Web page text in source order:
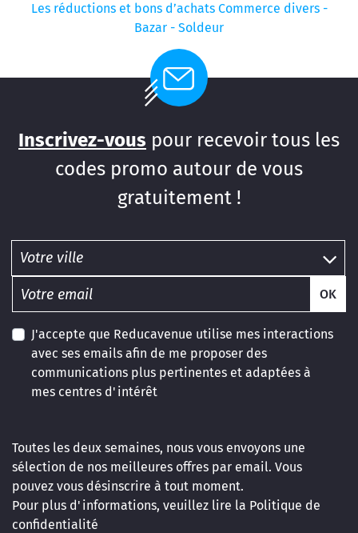
Les réductions et bons d’achats Commerce divers -
Bazar - Soldeur
Inscrivez-vous pour recevoir tous les
codes promo autour de vous
gratuitement !
OK
J'accepte que Reducavenue utilise mes interactions
avec ses emails afin de me proposer des
communications plus pertinentes et adaptées à
mes centres d'intérêt
Toutes les deux semaines, nous vous envoyons une
sélection de nos meilleures offres par email. Vous
pouvez vous désinscrire à tout moment.
Pour plus d'informations, veuillez lire la Politique de
confidentialité